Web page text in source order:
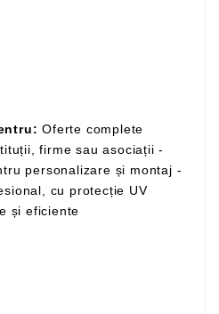
Oferte complete
firme sau asociații -
personalizare și montaj -
cu protecție UV
și eficiente